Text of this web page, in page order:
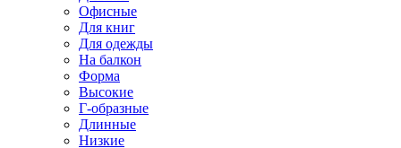
Офисные
Для книг
Для одежды
На балкон
Форма
Высокие
Г-образные
Длинные
Низкие